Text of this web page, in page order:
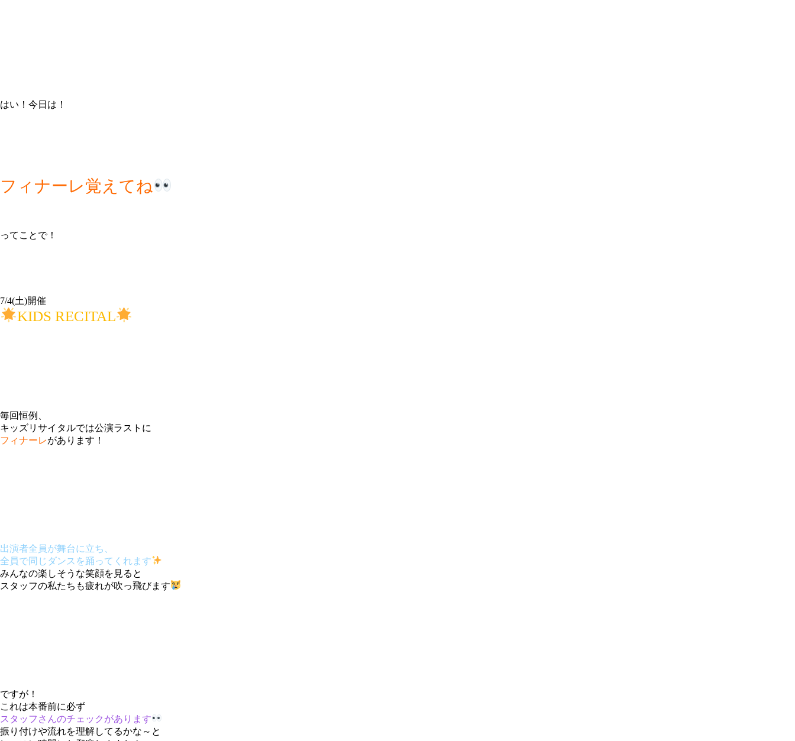
はい！今日は！
フィナーレ覚えてね
ってことで！
7/4(土)開催
KIDS RECITAL
毎回恒例、
キッズリサイタルでは公演ラストに
フィナーレがあります！
出演者全員が舞台に立ち、
全員で同じダンスを踊ってくれます
みんなの楽しそうな笑顔を見ると
スタッフの私たちも疲れが吹っ飛びます
ですが！
これは本番前に必ず
スタッフさんのチェックがあります
振り付けや流れを理解してるかな～と